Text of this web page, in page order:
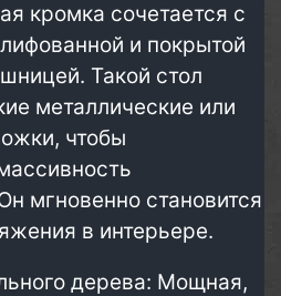
кромка сочетается с
и покрытой
Такой стол
металлические или
чтобы
мгновенно становится
в интерьере.
дерева: Мощная,